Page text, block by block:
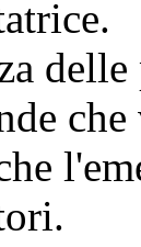
delle